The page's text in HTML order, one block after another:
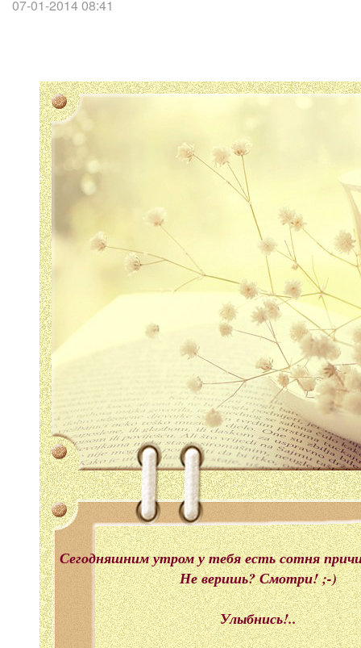
07-01-2014 08:41
Сегодняшним утром у тебя есть сотня
Не веришь? Смотри! ;-)
Улыбнись!..